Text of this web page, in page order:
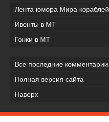
Лента юмора Мира кораблей
Ивенты в МТ
Гонки в МТ
Все последние комментарии
Полная версия сайта
Наверх